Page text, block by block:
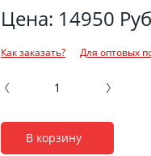
Цена: 14950
Как заказать? Для оптовых
В корзину